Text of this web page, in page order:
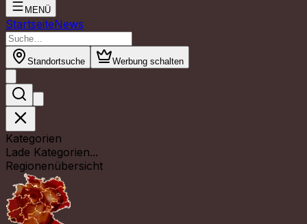
MENÜ
StartseiteNews
Standortsuche Werbung schalten
Kategorien
Lade Kategorien...
Regionenübersicht